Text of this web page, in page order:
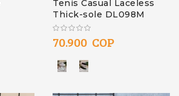
Tenis Casual Laceless
Thick-sole DL098M
70.900 COP